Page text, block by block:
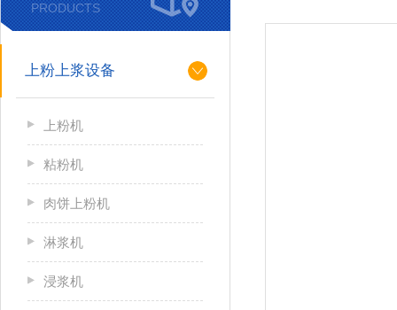
PRODUCTS
上粉上浆设备
上粉机
粘粉机
肉饼上粉机
淋浆机
浸浆机